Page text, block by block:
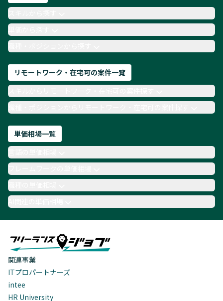
AIエンジニア
Webデザイナー
月収100万円 業務委託
COBOL
Ruby
TypeScript
Laravel AWS
単価から探す
職種・ポジションから探す
リモートワーク・在宅可の案件一覧
職種・ポジションからリモートワーク・在宅可の案件探す
単価相場一覧
職種の単価相場
AI関連の単価相場
関連事業
ITプロパートナーズ
intee
HR University